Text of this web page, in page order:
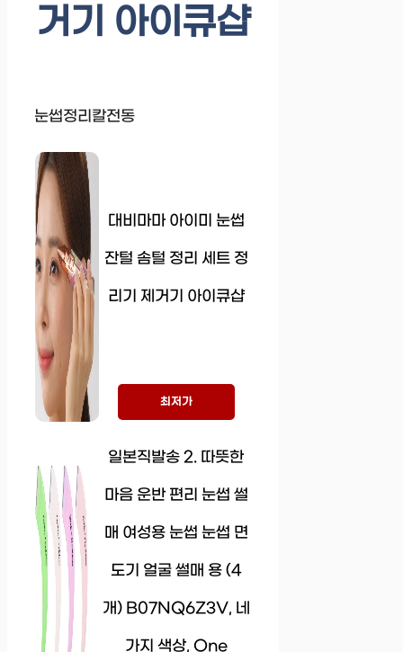
거기 아이큐샵
눈썹정리칼전동
대비마마 아이미 눈썹
잔털 솜털 정리 세트 정
리기 제거기 아이큐샵
최저가
일본직발송 2. 따뜻한
마음 운반 편리 눈썹 썰
매 여성용 눈썹 눈썹 면
도기 얼굴 썰매 용 (4
개) B07NQ6Z3V, 네
가지 색상, One